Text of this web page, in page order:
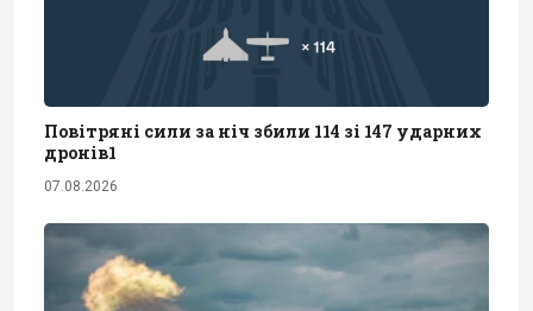
Повітряні сили за ніч збили 114 зі 147 ударних
дронів1
07.08.2026